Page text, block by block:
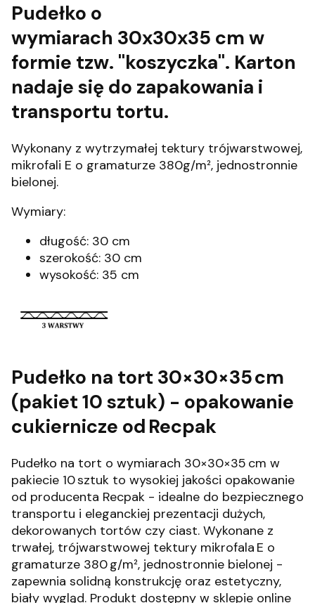
Pudełko o
wymiarach 30x30x35 cm w
formie tzw. "koszyczka". Karton
nadaje się do zapakowania i
transportu tortu.
Wykonany z wytrzymałej tektury trójwarstwowej,
mikrofali E o gramaturze 380g/m², jednostronnie
bielonej.
Wymiary:
długość: 30 cm
szerokość: 30 cm
wysokość: 35 cm
Pudełko na tort 30×30×35 cm
(pakiet 10 sztuk) - opakowanie
cukiernicze od Recpak
Pudełko na tort o wymiarach 30×30×35 cm w
pakiecie 10 sztuk to wysokiej jakości opakowanie
od producenta Recpak - idealne do bezpiecznego
transportu i eleganckiej prezentacji dużych,
dekorowanych tortów czy ciast. Wykonane z
trwałej, trójwarstwowej tektury mikrofala E o
gramaturze 380 g/m², jednostronnie bielonej -
zapewnia solidną konstrukcję oraz estetyczny,
biały wygląd. Produkt dostępny w sklepie online